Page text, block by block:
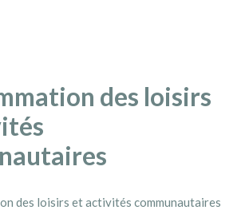
des loisirs
des loisirs et activités communautaires